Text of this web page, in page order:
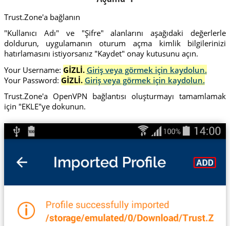
Trust.Zone'a bağlanın
"Kullanıcı Adı" ve "Şifre" alanlarını aşağıdaki değerlerle
doldurun, uygulamanın oturum açma kimlik bilgilerinizi
hatırlamasını istiyorsanız "Kaydet" onay kutusunu açın.
Your Username: GİZLİ. Giriş veya görmek için kaydolun.
Your Password: GİZLİ. Giriş veya görmek için kaydolun.
Trust.Zone'a OpenVPN bağlantısı oluşturmayı tamamlamak
için "EKLE"ye dokunun.